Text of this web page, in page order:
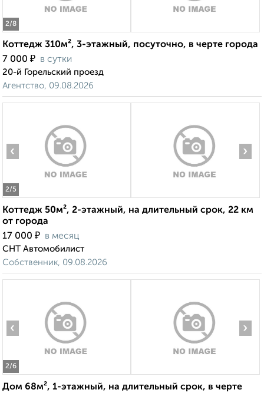
2/8
Коттедж 310м², 3-этажный, посуточно, в черте города
7 000 ₽ в сутки
20-й Горельский проезд
Агентство, 09.08.2026
2/5
‹ ›
Коттедж 50м², 2-этажный, на длительный срок, 22 км
от города
17 000 ₽ в месяц
СНТ Автомобилист
Собственник, 09.08.2026
2/6
‹ ›
Дом 68м², 1-этажный, на длительный срок, в черте